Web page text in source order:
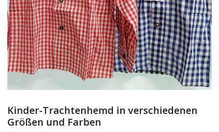
Dienstleistungen
Stellenmarkt
Travelzone
Immozone
Wunschliste
Kinder-Trachtenhemd in verschiedenen
Größen und Farben